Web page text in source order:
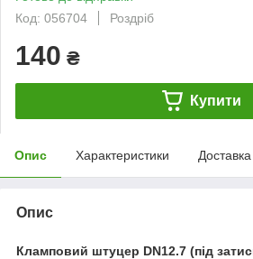
Код: 056704
Роздріб
140 ₴
Купити
Опис Характеристики Доставка
Опис
Кламповий штуцер DN12.7 (під